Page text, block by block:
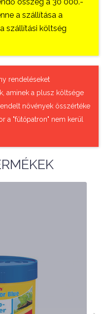
a szállítása a
szállítási költség
rendeléseket
aminek a plusz költsége
növények összértéke
a "fűtőpatron" nem kerül